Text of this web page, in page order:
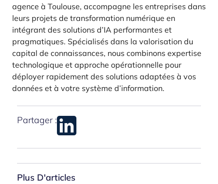
agence à Toulouse, accompagne les entreprises dans
leurs projets de transformation numérique en
intégrant des solutions d’IA performantes et
pragmatiques. Spécialisés dans la valorisation du
capital de connaissances, nous combinons expertise
technologique et approche opérationnelle pour
déployer rapidement des solutions adaptées à vos
données et à votre système d’information.
Partager :
Plus D'articles